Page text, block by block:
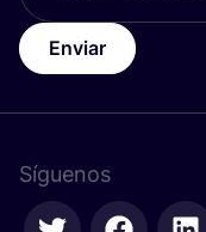
Enviar
Síguenos